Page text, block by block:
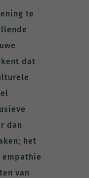
te
dat
dan
het
empathie
van